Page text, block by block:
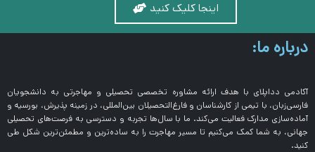
اینجا کلیک کنید
درباره ما:
آکادمی دداپلای با هدف ارائه مشاوره تخصصی تحصیلی و مهاجرتی به دانشجویان
فارسی‌زبان، با تیمی از کارشناسان و فارغ‌التحصیلان بین‌المللی، در زمینه پذیرش، بورسیه و
آماده‌سازی مدارک فعالیت می‌کند. ما با سال‌ها تجربه و دسترسی به فرصت‌های تحصیلی
جهانی، به شما کمک می‌کنیم تا مسیر مهاجرت را به ساده‌ترین و مطمئن‌ترین شکل طی
کنید.